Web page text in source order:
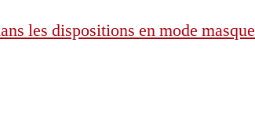
les dispositions en mode masque